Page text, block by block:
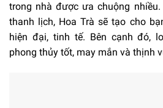
trong nhà được ưa chuộng
thanh lịch, Hoa Trà sẽ tạo cho
hiện đại, tinh tế. Bên cạnh đó,
phong thủy tốt, may mắn và thịnh